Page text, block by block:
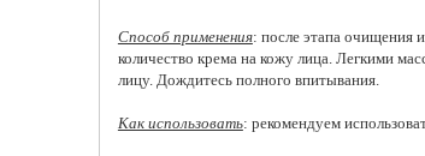
Способ применения: после этапа очищения
количество крема на кожу лица. Легкими
лицу. Дождитесь полного впитывания.
Как использовать: рекомендуем